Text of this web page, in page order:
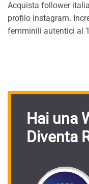
Acquista follower
profilo Instagram.
femminili autentici al
Hai una
Diventa